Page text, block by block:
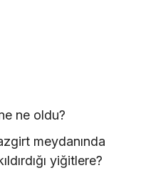
ne oldu?
meydanında
yiğitlere?